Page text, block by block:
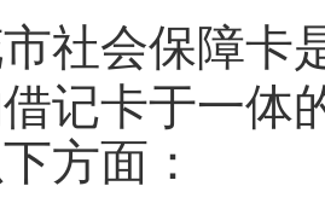
社会保障卡
记卡于一体
方面：